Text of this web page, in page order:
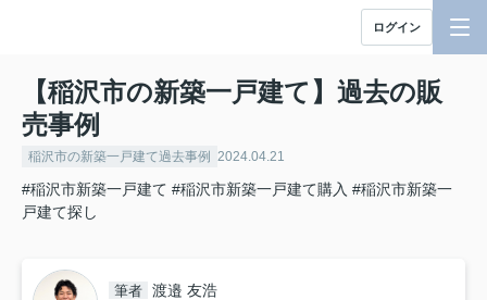
ログイン
【稲沢市の新築一戸建て】過去の販
売事例
稲沢市の新築一戸建て過去事例 2024.04.21
#稲沢市新築一戸建て #稲沢市新築一戸建て購入 #稲沢市新築一
戸建て探し
筆者 渡邉 友浩